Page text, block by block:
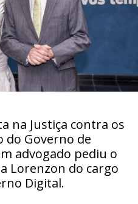
na Justiça contra os
do Governo de
advogado pediu o
Lorenzon do cargo
Digital.